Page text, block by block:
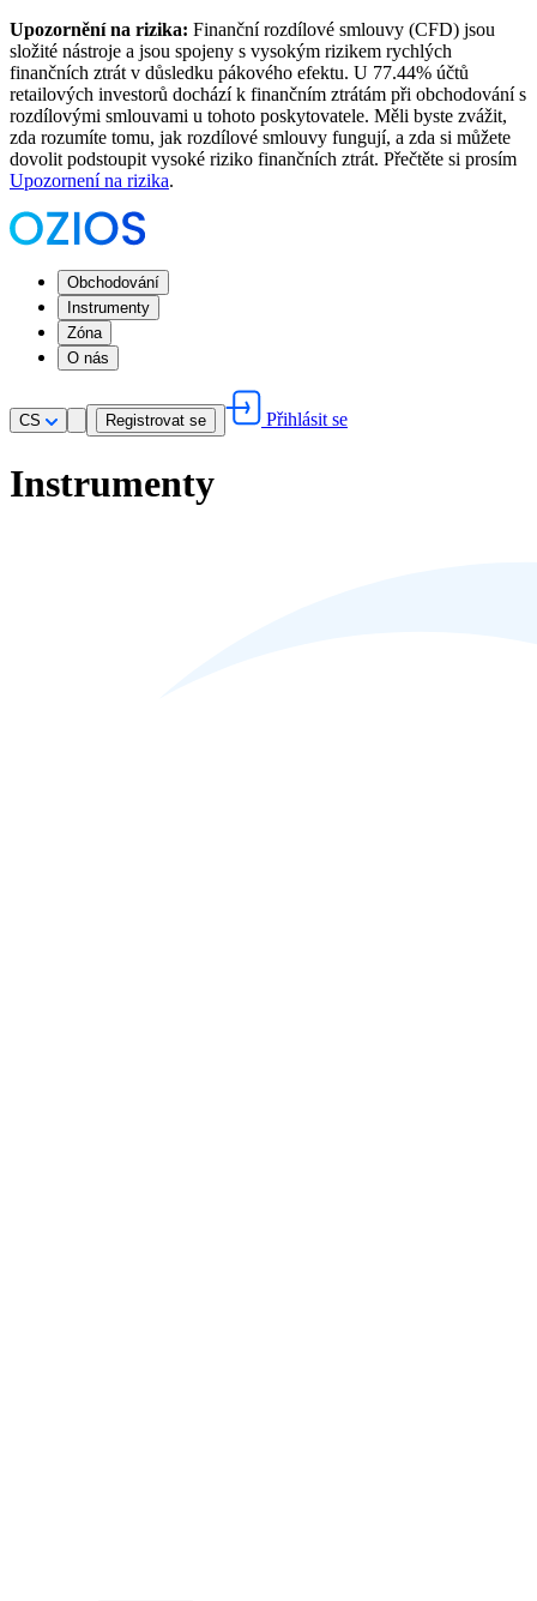
Upozornění na rizika: Finanční rozdílové smlouvy (CFD) jsou
složité nástroje a jsou spojeny s vysokým rizikem rychlých
finančních ztrát v důsledku pákového efektu. U 77.44% účtů
retailových investorů dochází k finančním ztrátám při obchodování s
rozdílovými smlouvami u tohoto poskytovatele. Měli byste zvážit,
zda rozumíte tomu, jak rozdílové smlouvy fungují, a zda si můžete
dovolit podstoupit vysoké riziko finančních ztrát. Přečtěte si prosím
Upozornení na rizika.
Obchodování
Instrumenty
Zóna
O nás
CS Registrovat se Přihlásit se
Instrumenty